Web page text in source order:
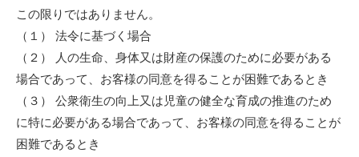
この限りではありません。
（１） 法令に基づく場合
（２） 人の生命、身体又は財産の保護のために必要がある
場合であって、お客様の同意を得ることが困難であるとき
（３） 公衆衛生の向上又は児童の健全な育成の推進のため
に特に必要がある場合であって、お客様の同意を得ることが
困難であるとき